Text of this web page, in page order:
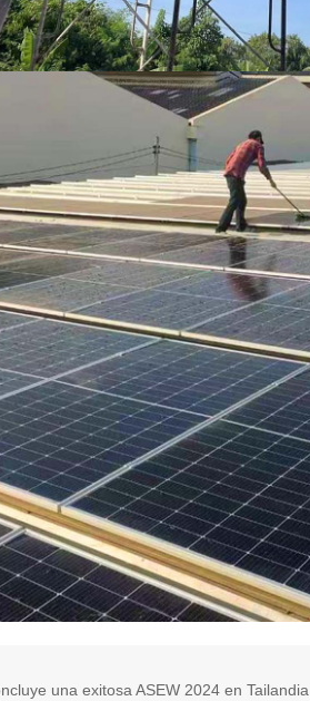
una exitosa ASEW 2024 en Tailandia